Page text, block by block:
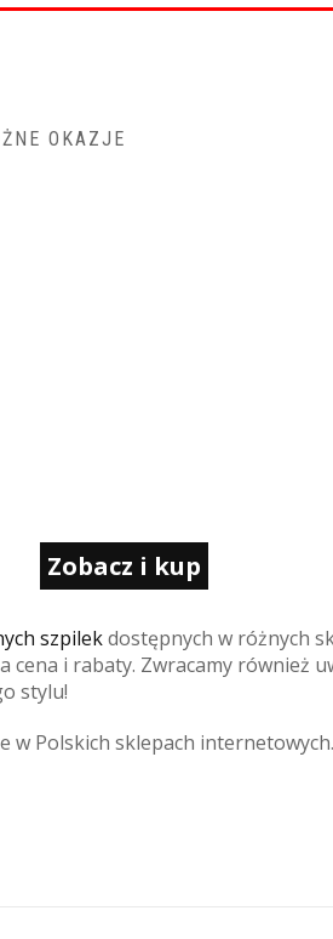
OKAZJE
Zobacz i kup
szpilekdostępnych w różnych
i rabaty. Zwracamy również
stylu!
Polskich sklepach